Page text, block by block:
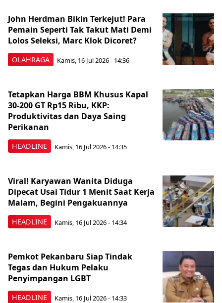
OLAHRAGA
John Herdman Bikin Terkejut! Para
Pemain Seperti Tak Takut Mati Demi
Lolos Seleksi, Marc Klok Dicoret?
Kamis, 16 Jul 2026 - 14:36
HEADLINE
Tetapkan Harga BBM Khusus Kapal
30-200 GT Rp15 Ribu, KKP:
Produktivitas dan Daya Saing
Perikanan
Kamis, 16 Jul 2026 - 14:35
HEADLINE
Viral! Karyawan Wanita Diduga
Dipecat Usai Tidur 1 Menit Saat Kerja
Malam, Begini Pengakuannya
Kamis, 16 Jul 2026 - 14:34
HEADLINE
Pemkot Pekanbaru Siap Tindak
Tegas dan Hukum Pelaku
Penyimpangan LGBT
Kamis, 16 Jul 2026 - 14:33